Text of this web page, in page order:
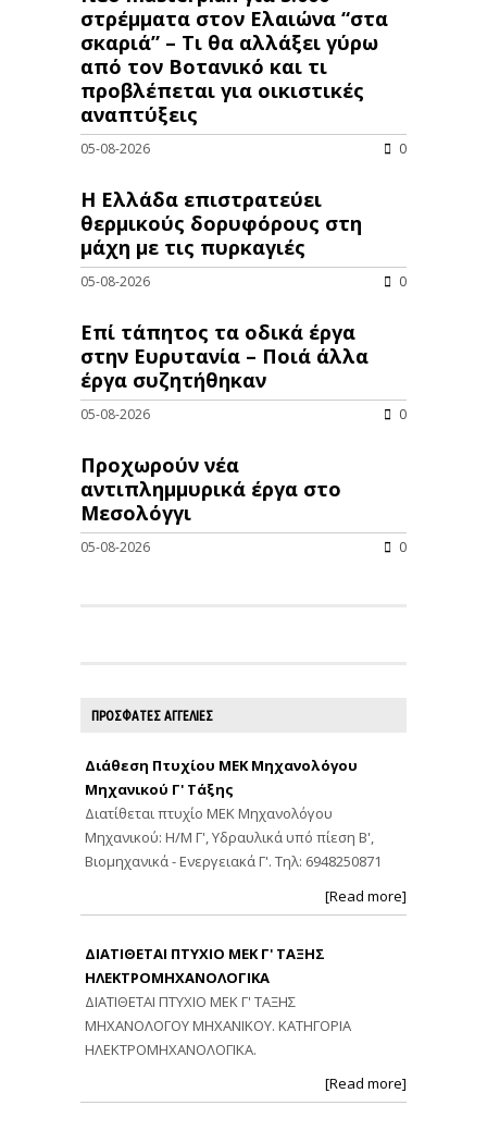
στρέμματα στον Ελαιώνα “στα
σκαριά” – Τι θα αλλάξει γύρω
από τον Βοτανικό και τι
προβλέπεται για οικιστικές
αναπτύξεις
05-08-2026 0
Η Ελλάδα επιστρατεύει
θερμικούς δορυφόρους στη
μάχη με τις πυρκαγιές
05-08-2026 0
Επί τάπητος τα οδικά έργα
στην Ευρυτανία – Ποιά άλλα
έργα συζητήθηκαν
05-08-2026 0
Προχωρούν νέα
αντιπλημμυρικά έργα στο
Μεσολόγγι
05-08-2026 0
ΠΡΟΣΦΑΤΕΣ ΑΓΓΕΛΙΕΣ
Διάθεση Πτυχίου ΜΕΚ Μηχανολόγου
Μηχανικού Γ' Τάξης
Διατίθεται πτυχίο ΜΕΚ Μηχανολόγου
Μηχανικού: Η/Μ Γ', Υδραυλικά υπό πίεση Β',
Βιομηχανικά - Ενεργειακά Γ'. Τηλ: 6948250871
[Read more]
ΔΙΑΤΙΘΕΤΑΙ ΠΤΥΧΙΟ ΜΕΚ Γ' ΤΑΞΗΣ
ΗΛΕΚΤΡΟΜΗΧΑΝΟΛΟΓΙΚΑ
ΔΙΑΤΙΘΕΤΑΙ ΠΤΥΧΙΟ ΜΕΚ Γ' ΤΑΞΗΣ
ΜΗΧΑΝΟΛΟΓΟΥ ΜΗΧΑΝΙΚΟΥ. ΚΑΤΗΓΟΡΙΑ
ΗΛΕΚΤΡΟΜΗΧΑΝΟΛΟΓΙΚΑ.
[Read more]